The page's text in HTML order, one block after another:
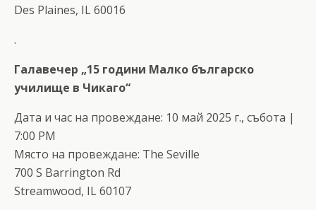
Des Plaines, IL 60016
.
Галавечер „15 години Малко българско
училище в Чикаго“
Дата и час на провеждане: 10 май 2025 г., събота |
7:00 PM
Място на провеждане: The Seville
700 S Barrington Rd
Streamwood, IL 60107